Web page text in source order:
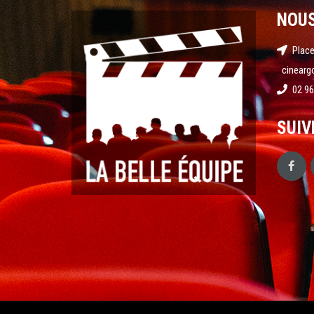
02